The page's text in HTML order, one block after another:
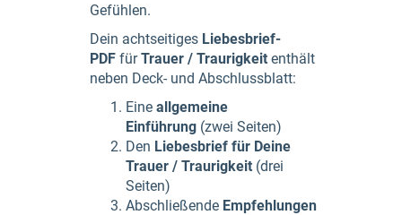
Gefühlen.
Dein achtseitiges Liebesbrief-
PDF fürTrauer / Traurigkeit enthält
neben Deck- und Abschlussblatt:
Eine allgemeine
Einführung (zwei Seiten)
Den Liebesbrief für Deine
Trauer / Traurigkeit (drei
Seiten)
Abschließende Empfehlungen